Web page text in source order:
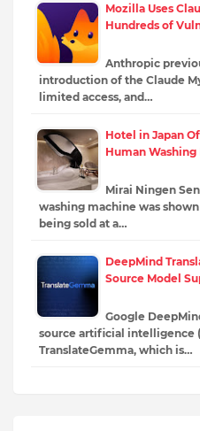
Mozilla Uses
Hundreds of
Anthropic
introduction of the Claude
limited access, and…
Hotel in Japan
Human Washing
Mirai Ningen
washing machine was
being sold at a…
DeepMind
Source Model
Google
source artificial intelligence
TranslateGemma, which is…